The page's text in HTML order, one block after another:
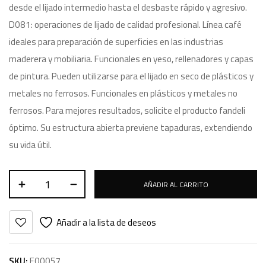
desde el lijado intermedio hasta el desbaste rápido y agresivo.
D081: operaciones de lijado de calidad profesional. Línea café
ideales para preparación de superficies en las industrias
maderera y mobiliaria. Funcionales en yeso, rellenadores y capas
de pintura. Pueden utilizarse para el lijado en seco de plásticos y
metales no ferrosos. Funcionales en plásticos y metales no
ferrosos. Para mejores resultados, solicite el producto fandeli
óptimo. Su estructura abierta previene tapaduras, extendiendo
su vida útil.
AÑADIR AL CARRITO
Añadir a la lista de deseos